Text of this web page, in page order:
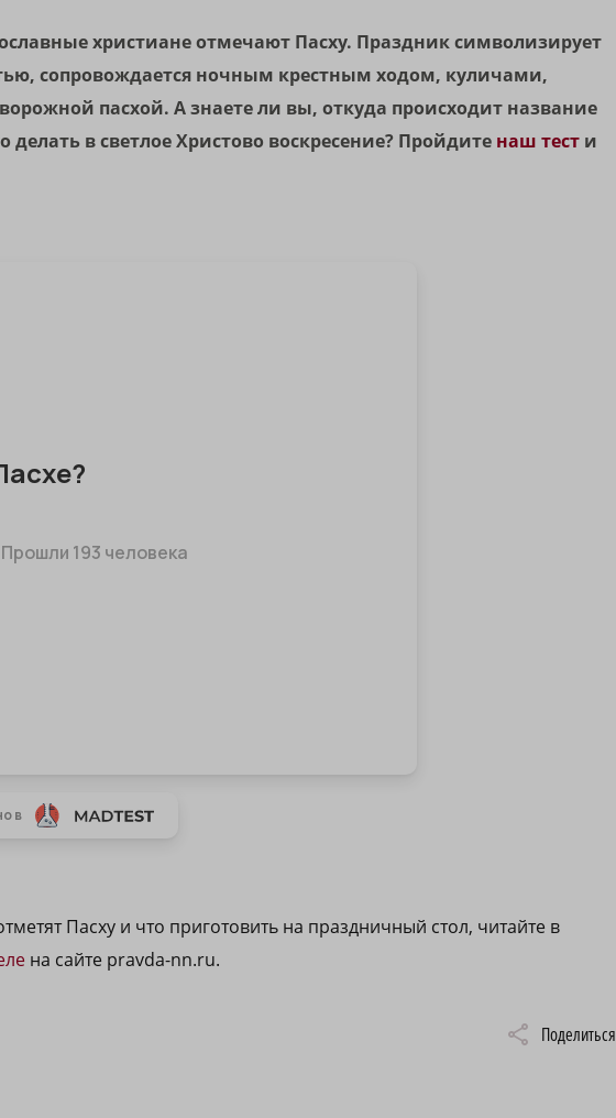
христиане отмечают Пасху. Праздник символизирует
сопровождается ночным крестным ходом, куличами,
пасхой. А знаете ли вы, откуда происходит название
делать в светлое Христово воскресение? Пройдите наш тест и
Пасху и что приготовить на праздничный стол, читайте в
на сайте pravda-nn.ru.
Поделиться